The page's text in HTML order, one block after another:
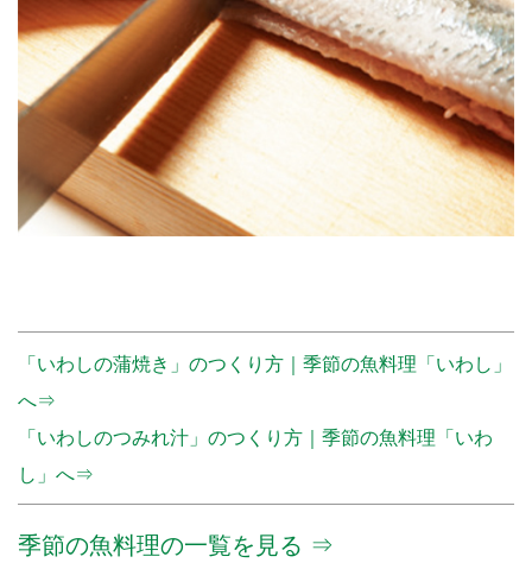
「いわしの蒲焼き」のつくり方｜季節の魚料理「いわし」
へ⇒
「いわしのつみれ汁」のつくり方｜季節の魚料理「いわ
し」へ⇒
季節の魚料理の一覧を見る ⇒